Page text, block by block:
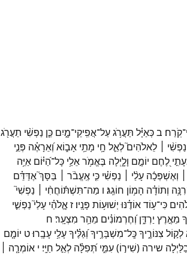
קֹֽרַח׃ בכְּאַיָּ֗ל תַּעֲרֹ֥געַל־אֲפִֽיקֵי־מָ֑יִם כֵּ֤ן נַפְשִׁ֨י תַעֲרֹ֖ג
נַפְשִׁ֨י ׀ לֵאלֹהִים֮לְאֵ֪ל חָ֥י מָתַ֥י אָב֑וֹאוְ֝אֵרָאֶ֗ה פְּנֵ֣י
לֶ֭חֶם יוֹמָ֣ם וָלָ֑יְלָה בֶּאֱמֹ֥ראֵלַ֥י כָּל־הַ֝יּ֗וֹם אַיֵּ֥ה
וְאֶשְׁפְּכָ֬ה עָלַ֨י ׀ נַפְשִׁ֗י כִּ֤י אֶֽעֱבֹ֨ר ׀ בַּסָּךְ֮אֶדַּדֵּ֗ם
רִנָּ֥ה וְתוֹדָ֗ה הָמ֥וֹן חוֹגֵֽג׃ ו מַה־תִּשְׁתּ֬וֹחֲחִ֨י ׀
נַפְשִׁי֮
כִּי־ע֥וֹדאוֹדֶ֗נּוּ יְשׁוּע֥וֹת פָּנָֽיו׃ זאֱ‍ֽלֹהַ֗י עָלַי֮ נַפְשִׁ֪י
מֵאֶ֣רֶץ יַרְדֵּ֑ן וְ֝חֶרְמוֹנִ֗ים מֵהַ֥ר מִצְעָֽר׃ ח
לְק֣וֹל צִנּוֹרֶ֑יךָכָּֽל־מִשְׁבָּרֶ֥יךָוְ֝גַלֶּ֗יךָעָלַ֥י עָבָֽרוּ׃ט יוֹמָ֤ם
שירה (שִׁיר֣וֹ)עִמִּ֑י תְּ֝פִלָּ֗ה לְאֵ֣ל חַיָּֽי׃ י אוֹמְרָ֤ה ׀